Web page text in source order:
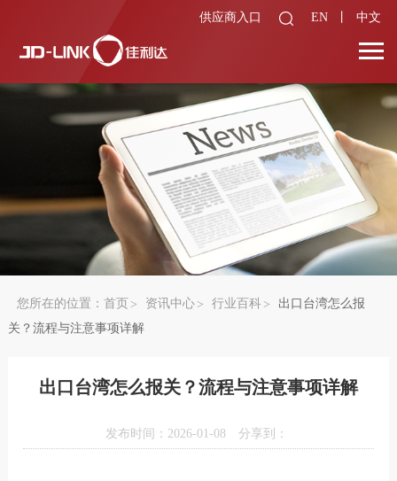
供应商入口 EN 中文
您所在的位置： 首页 资讯中心 行业百科
出口台湾怎么报
关？流程与注意事项详解
出口台湾怎么报关？流程与注意事项详解
发布时间：2026-01-08 分享到：